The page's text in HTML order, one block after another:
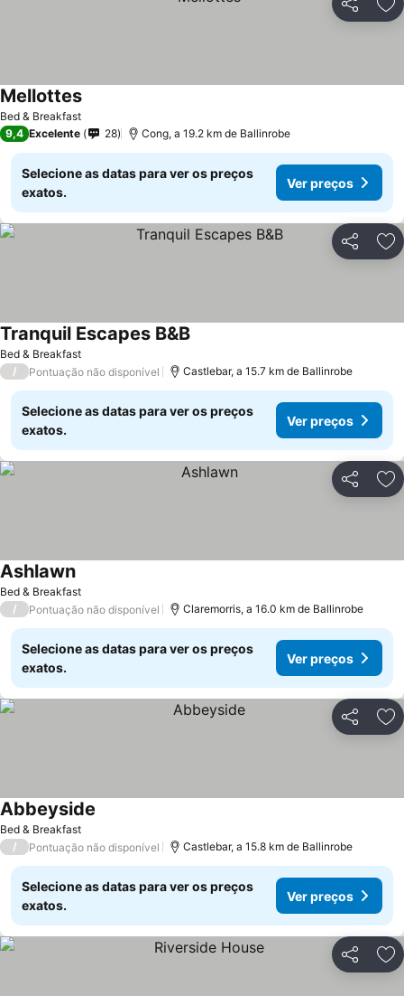
Partilhar
Bed & Breakfast
Mellottes
9,4 Excelente 28 Cong, a 19.2 km de Ballinrobe
Selecione as datas para ver os preços
exatos.
Ver preços
Partilhar
Bed & Breakfast
Tranquil Escapes B&B
/ Pontuação não disponível Castlebar, a 15.7 km de Ballinrobe
Selecione as datas para ver os preços
exatos.
Ver preços
Partilhar
Bed & Breakfast
Ashlawn
/ Pontuação não disponível Claremorris, a 16.0 km de Ballinrobe
Selecione as datas para ver os preços
exatos.
Ver preços
Partilhar
Bed & Breakfast
Abbeyside
/ Pontuação não disponível Castlebar, a 15.8 km de Ballinrobe
Selecione as datas para ver os preços
exatos.
Ver preços
Partilhar